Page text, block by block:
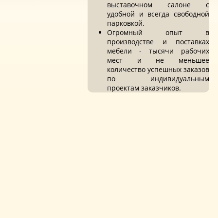
выставочном салоне с
удобной и всегда свободной
парковкой.
Огромный опыт в
производстве и поставках
мебели - тысячи рабочих
мест и не меньшее
количество успешных заказов
по индивидуальным
проектам заказчиков.